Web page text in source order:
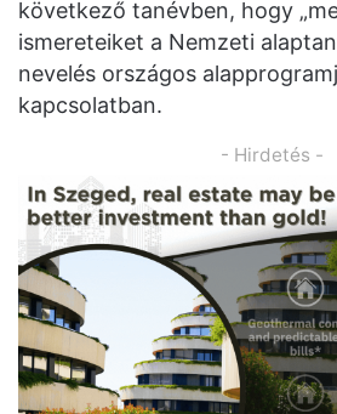
következő tanévben, hogy
ismereteiket a Nemzeti
nevelés országos
kapcsolatban.
- Hirdetés -